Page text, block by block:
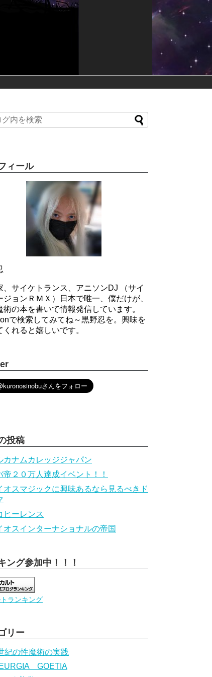
ィール
、サイケトランス、アニソンDJ （サイ
ジョンＲＭＸ）日本で唯一、僕だけが、
術の本を書いて情報発信しています。
で検索してみてね～黒野忍を。興味を
くれると嬉しいです。
投稿
カナムカレッジジャパン
帝２０万人達成イベント！！
オスマジックに興味あるなら見るべきド
ヒーレンス
オスインターナショナルの帝国
ング参加中！！！
ランキング
リー
紀の性魔術の実践
GOETIA